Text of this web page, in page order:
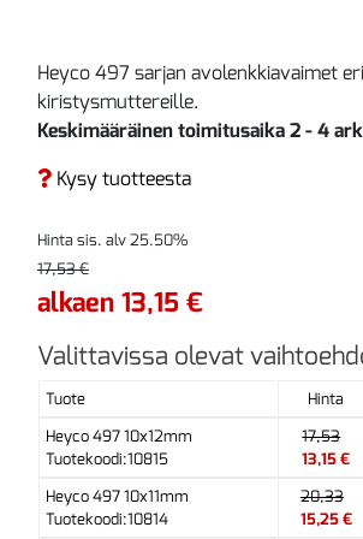
Heyco 497 sarjan avolenkkiavaimet
kiristysmuttereille.
Keskimääräinen toimitusaika 2 - 4
Kysy tuotteesta
Hinta sis. alv 25.50%
17,53 €
alkaen 13,15 €
Valittavissa olevat
Tuote Hinta
Heyco 497 10x12mm
Tuotekoodi:10815
17,53
13,15 €
Heyco 497 10x11mm
Tuotekoodi:10814
20,33
15,25 €